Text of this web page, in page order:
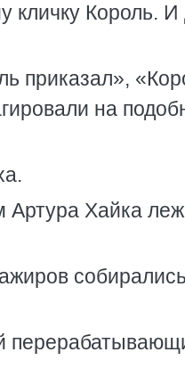
кличку Король.
приказал»,
на
Артура Хайка
собирались